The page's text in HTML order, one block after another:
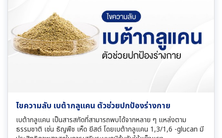
ไขความลับ เบต้ากลูแคน ตัวช่วยปกป้องร่างกาย
เบต้ากลูแคน เป็นสารสกัดที่สามารถพบได้จากหลาย ๆ แหล่งตาม
ธรรมชาติ เช่น ธัญพืช เห็ด ยีสต์ โดยเบต้ากลูแคน 1,3/1,6 -glucan มี